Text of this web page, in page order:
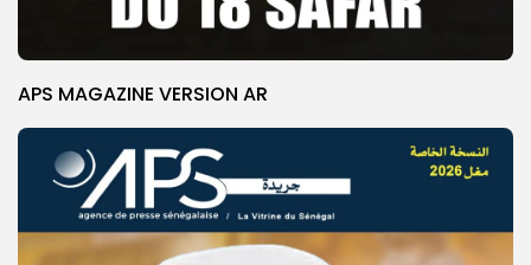
APS MAGAZINE VERSION AR